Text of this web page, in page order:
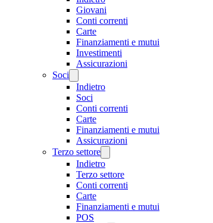
Giovani
Conti correnti
Carte
Finanziamenti e mutui
Investimenti
Assicurazioni
Soci
Indietro
Soci
Conti correnti
Carte
Finanziamenti e mutui
Assicurazioni
Terzo settore
Indietro
Terzo settore
Conti correnti
Carte
Finanziamenti e mutui
POS